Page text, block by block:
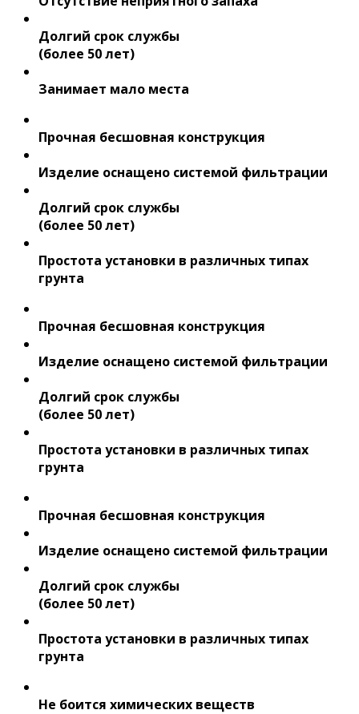
Долгий срок службы
(более 50 лет)
Занимает мало места
Прочная бесшовная конструкция
Изделие оснащено системой фильтрации
Долгий срок службы
(более 50 лет)
Простота установки в различных типах
грунта
Прочная бесшовная конструкция
Изделие оснащено системой фильтрации
Долгий срок службы
(более 50 лет)
Простота установки в различных типах
грунта
Прочная бесшовная конструкция
Изделие оснащено системой фильтрации
Долгий срок службы
(более 50 лет)
Простота установки в различных типах
грунта
Не боится химических веществ